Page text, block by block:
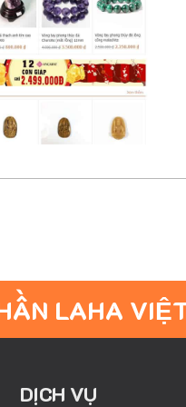
TẾ
LAHA
DỊCH VỤ